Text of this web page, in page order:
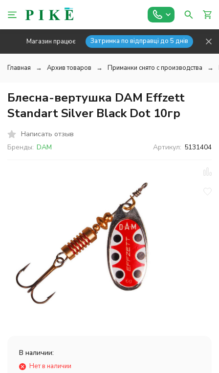
Магазин працює Затримка по відправці до 5 днів
Главная Архив товаров Приманки снято с производства
Блесна-вертушка DAM Effzett
Standart Silver Black Dot 10гр
Написать отзыв
Бренды: DAM Артикул: 5131404
В наличии:
Нет в наличии